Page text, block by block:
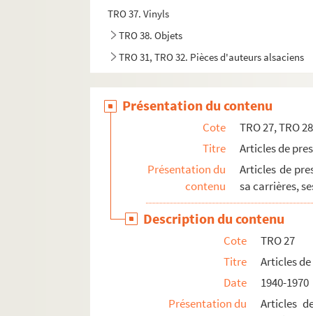
TRO 37. Vinyls
TRO 38. Objets
TRO 31, TRO 32. Pièces d'auteurs alsaciens
Présentation du contenu
Cote
TRO 27, TRO 28
Titre
Articles de
Présentation du
contenu
Articles de
sa carrières,
Description du contenu
Cote
TRO 27
Titre
Articles
Date
1940-1970
Présentation du
Articles